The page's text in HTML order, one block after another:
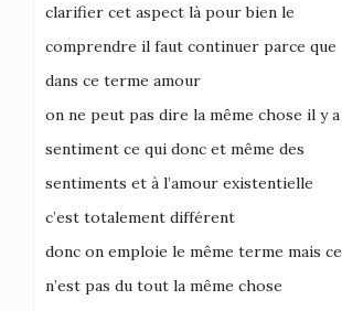
clarifier cet aspect là pour bien le
comprendre il faut continuer parce que
dans ce terme amour
on ne peut pas dire la même chose il y a
sentiment ce qui donc et même des
sentiments et à l’amour existentielle
c’est totalement différent
donc on emploie le même terme mais ce
n’est pas du tout la même chose